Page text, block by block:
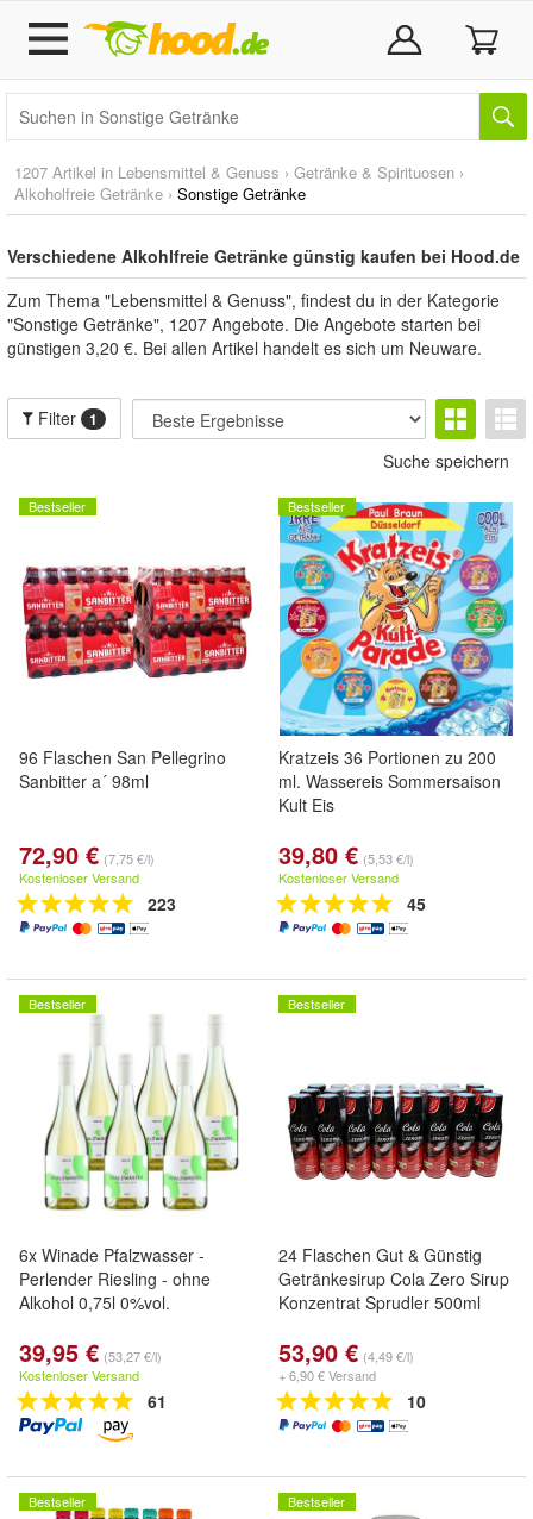
1207 Artikel in Lebensmittel & Genuss › Getränke & Spirituosen ›
Alkoholfreie Getränke › Sonstige Getränke
Verschiedene Alkohlfreie Getränke günstig kaufen bei Hood.de
Zum Thema "Lebensmittel & Genuss", findest du in der Kategorie
"Sonstige Getränke", 1207 Angebote. Die Angebote starten bei
günstigen 3,20 €. Bei allen Artikel handelt es sich um Neuware.
Filter 1
Suche speichern
Bestseller
96 Flaschen San Pellegrino
Sanbitter a´ 98ml
72,90 € (7,75 €/l)
Kostenloser Versand
223
Bestseller
Kratzeis 36 Portionen zu 200
ml. Wassereis Sommersaison
Kult Eis
39,80 € (5,53 €/l)
Kostenloser Versand
45
Bestseller
6x Winade Pfalzwasser -
Perlender Riesling - ohne
Alkohol 0,75l 0%vol.
39,95 € (53,27 €/l)
Kostenloser Versand
61
Bestseller
24 Flaschen Gut & Günstig
Getränkesirup Cola Zero Sirup
Konzentrat Sprudler 500ml
53,90 € (4,49 €/l)
+ 6,90 € Versand
10
Bestseller Bestseller